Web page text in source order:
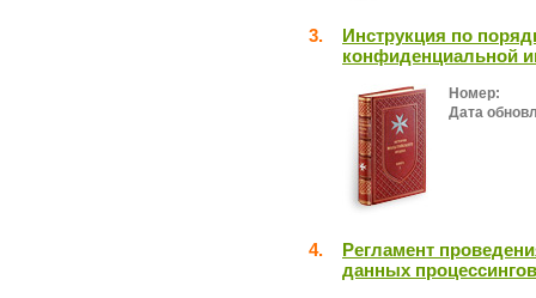
3.
Инструкция по
конфиденциальной
Номер:
Дата
4.
Регламент
данных